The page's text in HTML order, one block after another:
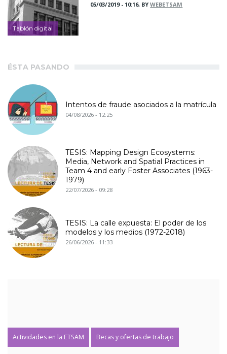
Tablón digital
05/03/2019 - 10:16, BYWEBETSAM
ÉSTA PASANDO
Intentos de fraude asociados a la matrícula
04/08/2026 - 12:25
TESIS: Mapping Design Ecosystems:
Media, Network and Spatial Practices in
Team 4 and early Foster Associates (1963-
1979)
22/07/2026 - 09:28
TESIS: La calle expuesta: El poder de los
modelos y los medios (1972-2018)
26/06/2026 - 11:33
Actividades en la ETSAM Becas y ofertas de trabajo